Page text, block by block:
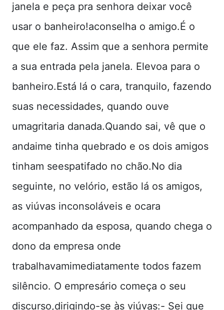
janela e peça pra senhora deixar você
usar o banheiro!aconselha o amigo.É o
que ele faz. Assim que a senhora permite
a sua entrada pela janela. Elevoa para o
banheiro.Está lá o cara, tranquilo, fazendo
suas necessidades, quando ouve
umagritaria danada.Quando sai, vê que o
andaime tinha quebrado e os dois amigos
tinham seespatifado no chão.No dia
seguinte, no velório, estão lá os amigos,
as viúvas inconsoláveis e ocara
acompanhado da esposa, quando chega o
dono da empresa onde
trabalhavamimediatamente todos fazem
silêncio. O empresário começa o seu
discurso,dirigindo-se às viúvas:- Sei que